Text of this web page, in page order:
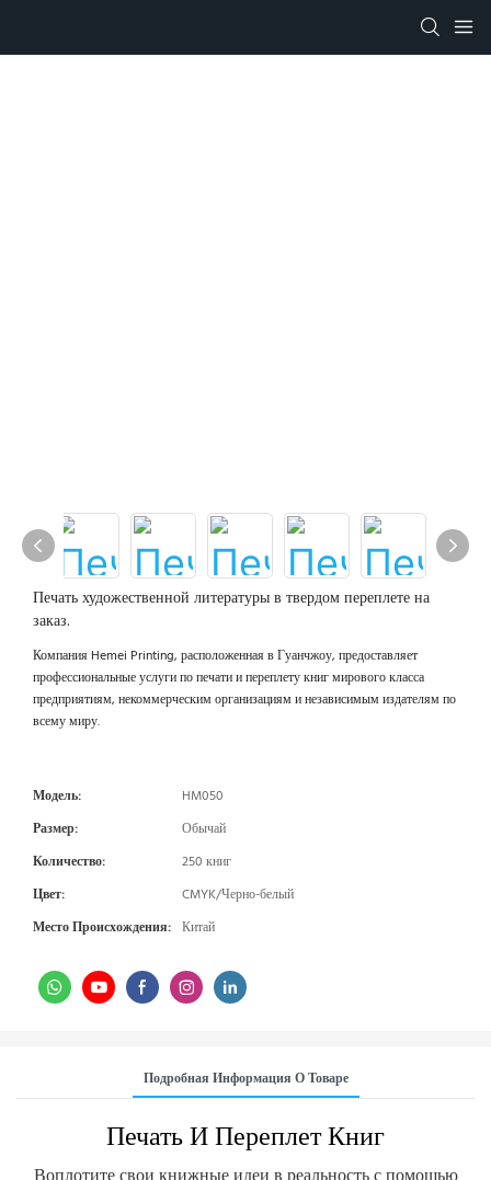
Печать художественной литературы в твердом переплете на
заказ.
Компания Hemei Printing, расположенная в Гуанчжоу, предоставляет
профессиональные услуги по печати и переплету книг мирового класса
предприятиям, некоммерческим организациям и независимым издателям по
всему миру.
Модель:
HM050
Размер:
Обычай
Количество:
250 книг
Цвет:
CMYK/Черно-белый
Место Происхождения: Китай
Подробная Информация О Товаре
Печать И Переплет Книг